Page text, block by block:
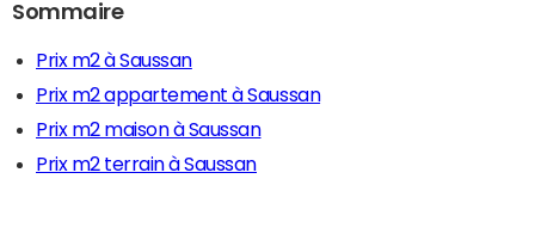
Sommaire
Prix m2 à Saussan
Prix m2 appartement à Saussan
Prix m2 maison à Saussan
Prix m2 terrain à Saussan